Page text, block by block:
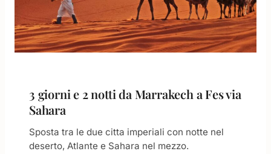
3 giorni e 2 notti da Marrakech a Fes via
Sahara
Sposta tra le due citta imperiali con notte nel
deserto, Atlante e Sahara nel mezzo.